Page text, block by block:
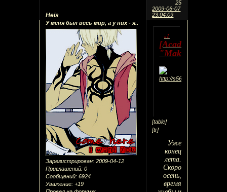
25
2009-06-07
23:04:09
Heis
У меня был весь мир, а у них - я..
Зарегистрирован: 2009-04-12
Приглашений: 0
Сообщений: 6924
Уважение: +19
.:
[Academy
"Makoto"]:.
[table]
[tr]
Уже
конец
лета.
Скоро
осень,
время